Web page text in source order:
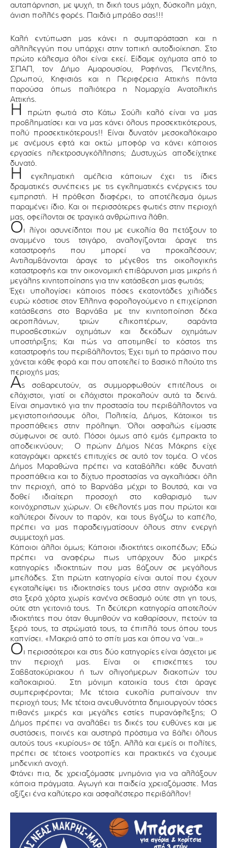
αυταπάρνηση, με ψυχή, τη δική τους μάχη, δύσκολη μάχη,
άνιση πολλές φορές. Παιδιά μπράβο σας!!!
Καλή εντύπωση μας κάνει η συμπαράσταση και η
αλληλεγγύη που υπάρχει στην τοπική αυτοδιοίκηση. Στο
πρώτο κάλεσμα όλοι είναι εκεί. Είδαμε οχήματα από το
ΣΠΑΠ, τον Δήμο Αμαρουσίου, Ραφήνας, Πεντέλης,
Ωρωπού, Κηφισιάς και η Περιφέρεια Αττικής πάντα
παρούσα όπως παλιότερα η Νομαρχία Ανατολικής
Αττικής.
Η
πρώτη φωτιά στο Κάτω Σούλι καλό είναι να μας
προβληματίσει και να μας κάνει όλους προσεκτικότερους,
πολύ προσεκτικότερους!! Είναι δυνατόν μεσοκαλόκαιρο
με ανέμους εφτά και οκτώ μποφόρ να κάνει κάποιος
εργασίες ηλεκτροσυγκόλλησης; Δυστυχώς αποδείχτηκε
δυνατό.
Η
εγκληματική αμέλεια κάποιων έχει τις ίδιες
δραματικές συνέπειες με τις εγκληματικές ενέργειες του
εμπρηστή. Η πρόθεση διαφέρει, το αποτέλεσμα όμως
παραμένει ίδιο. Και οι περισσότερες φωτιές στην περιοχή
μας, οφείλονται σε τραγικά ανθρώπινα λάθη.
Οι λίγοι ασυνείδητοι που με ευκολία θα πετάξουν το
αναμμένο τους τσιγάρο, αναλογίζονται άραγε της
καταστροφής που μπορεί να προκαλέσουν;
Αντιλαμβάνονται άραγε το μέγεθος της οικολογικής
καταστροφής και την οικονομική επιβάρυνση μιας μικρής ή
μεγάλης κινητοποίησης για την κατάσβεση μιας φωτιάς;
Έχει υπολογίσει κάποιος πόσες εκατοντάδες χιλιάδες
ευρώ κόστισε στον Έλληνα φορολογούμενο η επιχείρηση
κατάσβεσης στο Βαρνάβα με την κινητοποίηση δέκα
αεροπλάνων, τριών ελικοπτέρων, σαράντα
πυροσβεστικών οχημάτων και δεκάδων οχημάτων
υποστήριξης; Και πώς να αποτιμηθεί το κόστος της
καταστροφής του περιβάλλοντος; Έχει τιμή το πράσινο που
χάνεται κάθε φορά και που αποτελεί το βασικό πλούτο της
περιοχής μας;
Ας σοβαρευτούν, ας συμμορφωθούν επιτέλους οι
ελάχιστοι, γιατί οι ελάχιστοι προκαλούν αυτά τα δεινά.
Είναι σημαντικό για την προστασία του περιβάλλοντος να
μεγιστοποιήσουμε όλοι, Πολιτεία, Δήμος, Κάτοικοι τις
προσπάθειες στην πρόληψη. Όλοι ασφαλώς είμαστε
σύμφωνοι σε αυτό. Πόσοι όμως από εμάς έμπρακτα το
αποδεικνύουν; Ο πρώην Δήμος Νέας Μάκρης είχε
καταγράψει αρκετές επιτυχίες σε αυτό τον τομέα. Ο νέος
Δήμος Μαραθώνα πρέπει να καταβάλλει κάθε δυνατή
προσπάθεια και το δίχτυο προστασίας να αγκαλιάσει όλη
την περιοχή, από το Βαρνάβα μέχρι το Βουτσά, και να
δοθεί ιδιαίτερη προσοχή στο καθαρισμό των
κοινόχρηστων χώρων. Οι εθελοντές μας που πρώτοι και
καλύτεροι δίνουν το παρόν, και τους βγάζω το καπέλο,
πρέπει να μας παραδειγματίσουν όλους στην ενεργή
συμμετοχή μας.
Κάποιοι άλλοι όμως; Κάποιοι ιδιοκτήτες οικοπέδων; Εδώ
πρέπει να αναφέρω πως υπάρχουν δύο μικρές
κατηγορίες ιδιοκτητών που μας βάζουν σε μεγάλους
μπελάδες. Στη πρώτη κατηγορία είναι αυτοί που έχουν
εγκαταλείψει τις ιδιοκτησίες τους μέσα στην αγριάδα και
στα ξερά χόρτα χωρίς κανένα σεβασμό ούτε στη γη τους,
ούτε στη γειτονιά τους. Τη δεύτερη κατηγορία αποτελούν
ιδιοκτήτες που όταν θυμηθούν να καθαρίσουν, πετούν τα
ξερά τους, τα στρώματά τους, τα έπιπλά τους όπου τους
καπνίσει. «Μακριά από το σπίτι μας και όπου να ‘ναι..»
Οι περισσότεροι και στις δύο κατηγορίες είναι άσχετοι με
την περιοχή μας. Είναι οι επισκέπτες του
Σαββατοκύριακου ή των ολιγοήμερων διακοπών του
καλοκαιριού. Στη μόνιμη κατοικία τους έτσι άραγε
συμπεριφέρονται; Με τέτοια ευκολία ρυπαίνουν την
περιοχή τους; Με τέτοια ανευθυνότητα δημιουργούν τόσες
πιθανές μικρές και μεγάλες εστίες πυρανάφλεξης; Ο
Δήμος πρέπει να αναλάβει τις δικές του ευθύνες και με
συστάσεις, ποινές και αυστηρά πρόστιμα να βάλει όλους
αυτούς τους «κυρίους» σε τάξη. Αλλά και εμείς οι πολίτες,
πρέπει σε τέτοιες νοοτροπίες και πρακτικές να έχουμε
μηδενική ανοχή.
Φτάνει πια, δε χρειαζόμαστε μνημόνια για να αλλάξουν
κάποια πράγματα. Αγωγή και παιδεία χρειαζόμαστε. Μας
αξίζει ένα καλύτερο και ασφαλέστερο περιβάλλον!